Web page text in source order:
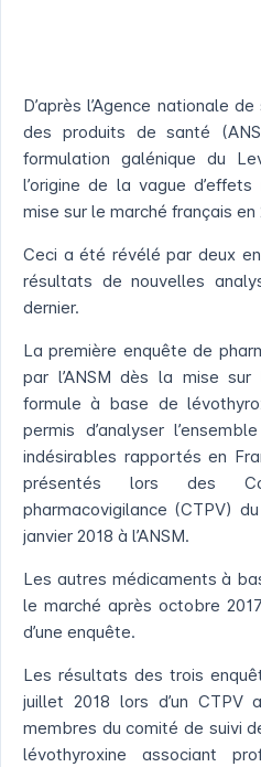
D’après l’Agence nationale
des produits de santé
formulation galénique du
l’origine de la vague
mise sur le marché français en
Ceci a été révélé par deux
résultats de nouvelles
dernier.
La première enquête de
par l’ANSM dès la mise
formule à base de
permis d’analyser
indésirables rapportés en
présentés lors des
pharmacovigilance (CTPV)
janvier 2018 à l’ANSM.
Les autres médicaments à
le marché après octobre
d’une enquête.
Les résultats des trois
juillet 2018 lors d’un CTPV
membres du comité de suivi
lévothyroxine associant